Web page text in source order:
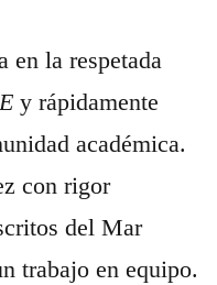
en la respetada
y rápidamente
académica.
con rigor
del Mar
trabajo en equipo.